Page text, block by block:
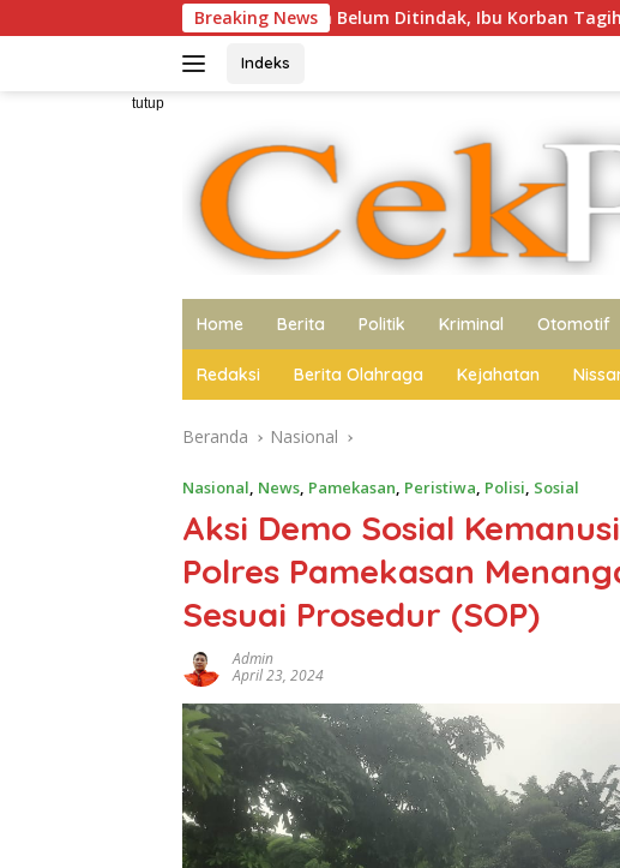
ke
Breaking News
Terbit, Terduga Belum Ditindak, Ibu Korban Tagih Kepastian Hukum ke
Indeks
tutup
Home Berita Politik Kriminal Otomotif
Redaksi Berita Olahraga Kejahatan
Beranda Nasional
Nasional, News, Pamekasan, Peristiwa, Polisi, Sosial
Aksi Demo Sosial
Polres Pamekasan
Sesuai Prosedur (SOP)
Admin
April 23, 2024